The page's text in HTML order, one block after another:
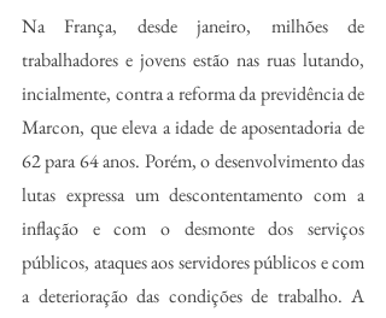
Na França, desde janeiro, milhões de
trabalhadores e jovens estão nas ruas lutando,
incialmente, contra a reforma da previdência de
Marcon, que eleva a idade de aposentadoria de
62 para 64 anos. Porém, o desenvolvimento das
lutas expressa um descontentamento com a
inflação e com o desmonte dos serviços
públicos, ataques aos servidores públicos e com
a deterioração das condições de trabalho. A